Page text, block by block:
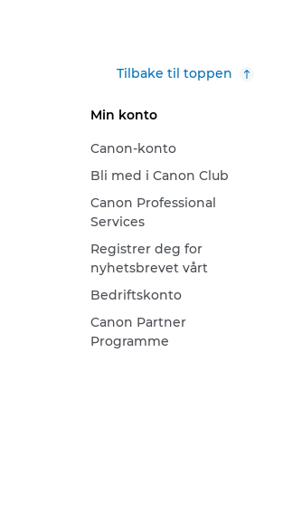
Tilbake til toppen
Min konto
Canon-konto
Bli med i Canon Club
Canon Professional
Services
Registrer deg for
nyhetsbrevet vårt
Bedriftskonto
Canon Partner
Programme